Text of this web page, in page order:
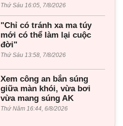
Thứ Sáu 16:05, 7/8/2026
"Chỉ có tránh xa ma túy
mới có thể làm lại cuộc
đời"
Thứ Sáu 13:58, 7/8/2026
Xem công an bắn súng
giữa màn khói, vừa bơi
vừa mang súng AK
Thứ Năm 16:44, 6/8/2026